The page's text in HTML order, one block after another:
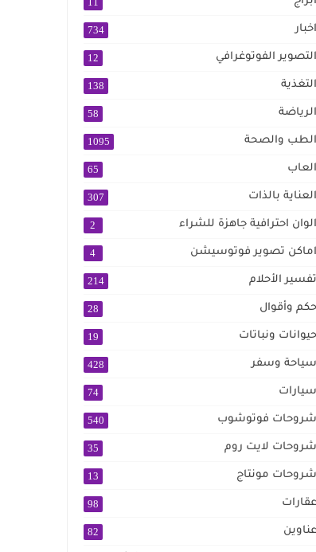
اخبار 734
التصوير الفوتوغرافي 12
التغذية 138
الرياضة 58
الطب والصحة 1095
العاب 65
العناية بالذات 307
الوان احترافية جاهزة للشراء 2
اماكن تصوير فوتوسيشن 4
تفسير الأحلام 214
حكم وأقوال 28
حيوانات ونباتات 19
سياحة وسفر 428
سيارات 74
شروحات فوتوشوب 540
شروحات لايت روم 35
شروحات مونتاج 13
عقارات 98
عناوين 82